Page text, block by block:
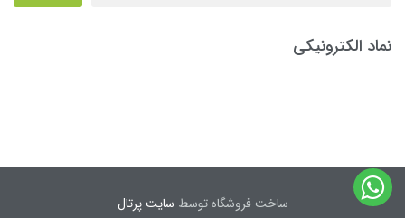
نماد الکترونیکی
ساخت فروشگاه توسط سایت پرتال